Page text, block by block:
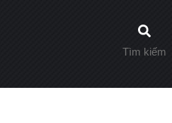
Tìm kiếm